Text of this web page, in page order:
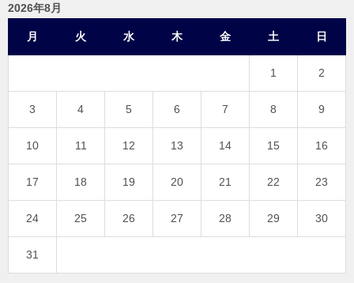
2026年8月
月 火 水 木 金 土 日
1 2
3 4 5 6 7 8 9
10 11 12 13 14 15 16
17 18 19 20 21 22 23
24 25 26 27 28 29 30
31